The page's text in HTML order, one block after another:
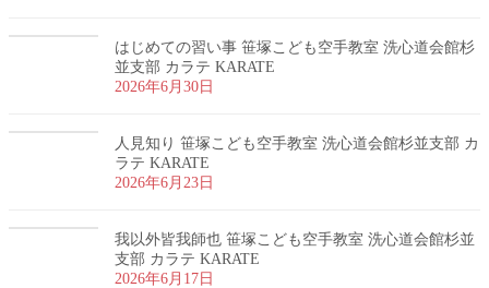
はじめての習い事 笹塚こども空手教室 洗心道会館杉
並支部 カラテ KARATE
2026年6月30日
人見知り 笹塚こども空手教室 洗心道会館杉並支部 カ
ラテ KARATE
2026年6月23日
我以外皆我師也 笹塚こども空手教室 洗心道会館杉並
支部 カラテ KARATE
2026年6月17日